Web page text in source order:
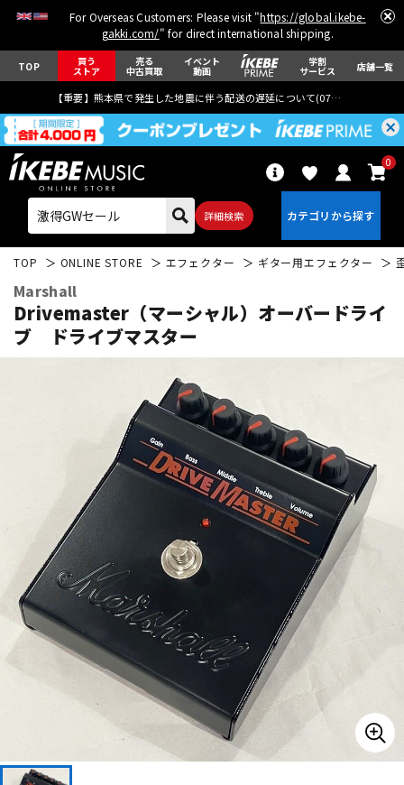
For Overseas Customers: Please visit "https://global.ikebe-
gakki.com/" for direct international shipping.
TOP 買う
ストア
売る
中古買取
イベント
動画
学割
サービス 店舗一覧
【重要】熊本県で発生した地震に伴う配送の遅延について(07月29日
詳細検索
0
ウクレレ
ドラム パーカッション
キーボード 電子ピアノ
管楽器 その他楽器
エフェクター
DTM
TOP ONLINE STORE エフェクター ギター用エフェクター
Marshall
Drivemaster（マーシャル）オーバードライ
ブ ドライブマスター